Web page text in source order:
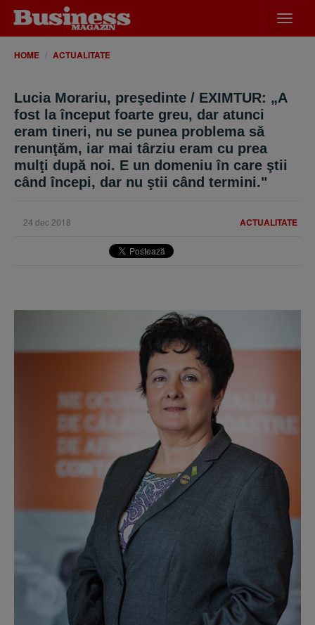
meniu
HOME ACTUALITATE
Lucia Morariu, preşedinte / EXIMTUR: „A
fost la început foarte greu, dar atunci
eram tineri, nu se punea problema să
renunţăm, iar mai târziu eram cu prea
mulţi după noi. E un domeniu în care ştii
când începi, dar nu ştii când termini."
ACTUALITATE
24 dec 2018